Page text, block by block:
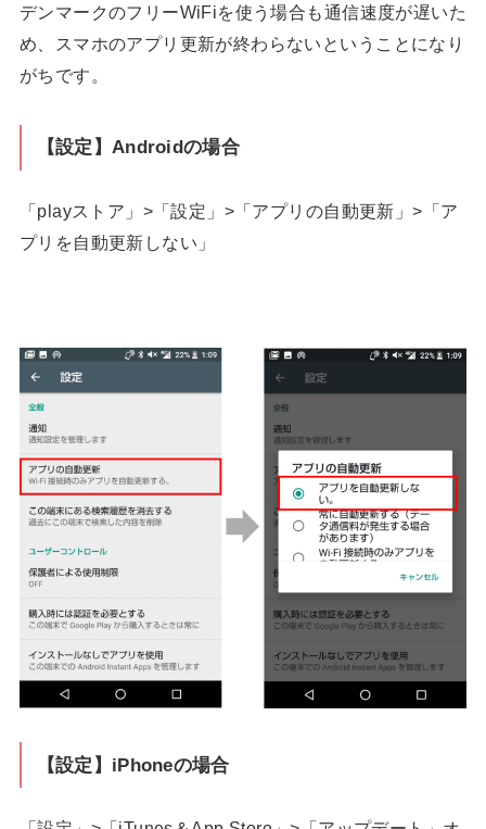
デンマークのフリーWiFiを使う場合も通信速度が遅いた
め、スマホのアプリ更新が終わらないということになり
がちです。
【設定】Androidの場合
「playストア」>「設定」>「アプリの自動更新」>「ア
プリを自動更新しない」
【設定】iPhoneの場合